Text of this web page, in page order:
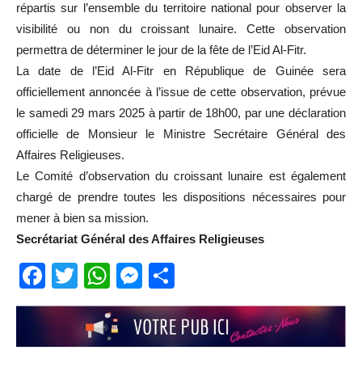
répartis sur l’ensemble du territoire national pour observer la
visibilité ou non du croissant lunaire. Cette observation
permettra de déterminer le jour de la fête de l’Eid Al-Fitr.
La date de l’Eid Al-Fitr en République de Guinée sera
officiellement annoncée à l’issue de cette observation, prévue
le samedi 29 mars 2025 à partir de 18h00, par une déclaration
officielle de Monsieur le Ministre Secrétaire Général des
Affaires Religieuses.
Le Comité d’observation du croissant lunaire est également
chargé de prendre toutes les dispositions nécessaires pour
mener à bien sa mission.
Secrétariat Général des Affaires Religieuses
Facebook
TwitterWhatsApp
Messenger